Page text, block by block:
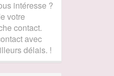
intéresse ?
votre
contact.
avec
délais. !